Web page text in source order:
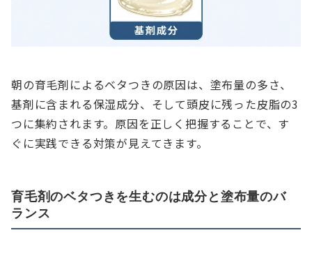
朝の育毛剤によるベタつきの原因は、塗布量の多さ、
基剤に含まれる保湿成分、そして頭皮に残った皮脂の3
つに集約されます。原因を正しく把握することで、す
ぐに実践できる対策が見えてきます。
育毛剤のベタつきを生むのは成分と塗布量のバ
ランス